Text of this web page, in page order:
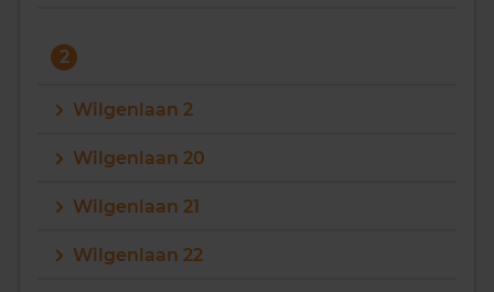
2
Wilgenlaan 2
Wilgenlaan 20
Wilgenlaan 21
Wilgenlaan 22